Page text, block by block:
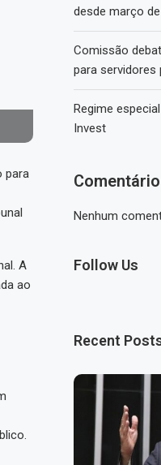
para
A
ao
desde março
Comissão
para servidores
Regime
Invest
Nenhum
Follow Us
Recent